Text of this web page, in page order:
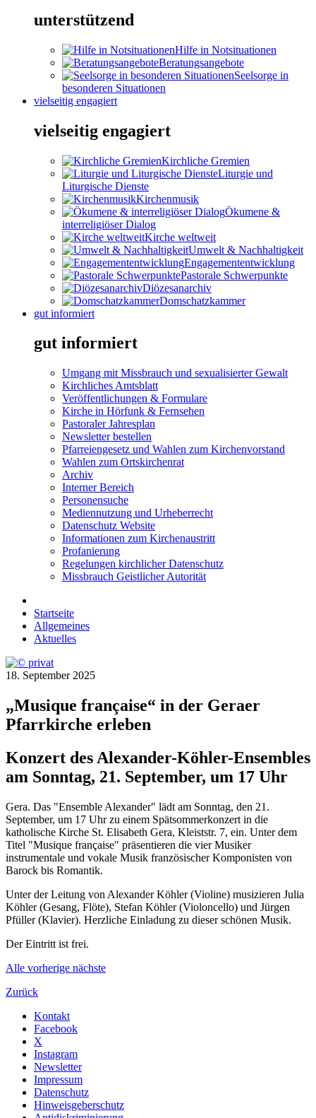
unterstützend
Hilfe in Notsituationen
Beratungsangebote
Seelsorge in
besonderen Situationen
vielseitig engagiert
vielseitig engagiert
Kirchliche Gremien
Liturgie und
Liturgische Dienste
Kirchenmusik
Ökumene &
interreligiöser Dialog
Kirche weltweit
Umwelt & Nachhaltigkeit
Engagemententwicklung
Pastorale Schwerpunkte
Diözesanarchiv
Domschatzkammer
gut informiert
gut informiert
Umgang mit Missbrauch und sexualisierter Gewalt
Kirchliches Amtsblatt
Veröffentlichungen & Formulare
Kirche in Hörfunk & Fernsehen
Pastoraler Jahresplan
Newsletter bestellen
Pfarreiengesetz und Wahlen zum Kirchenvorstand
Wahlen zum Ortskirchenrat
Archiv
Interner Bereich
Personensuche
Mediennutzung und Urheberrecht
Datenschutz Website
Informationen zum Kirchenaustritt
Profanierung
Regelungen kirchlicher Datenschutz
Missbrauch Geistlicher Autorität
Startseite
Allgemeines
Aktuelles
18. September 2025
„Musique française“ in der Geraer
Pfarrkirche erleben
Konzert des Alexander-Köhler-Ensembles
am Sonntag, 21. September, um 17 Uhr
Gera. Das "Ensemble Alexander" lädt am Sonntag, den 21.
September, um 17 Uhr zu einem Spätsommerkonzert in die
katholische Kirche St. Elisabeth Gera, Kleiststr. 7, ein. Unter dem
Titel "Musique française" präsentieren die vier Musiker
instrumentale und vokale Musik französischer Komponisten von
Barock bis Romantik.
Unter der Leitung von Alexander Köhler (Violine) musizieren Julia
Köhler (Gesang, Flöte), Stefan Köhler (Violoncello) und Jürgen
Pfüller (Klavier). Herzliche Einladung zu dieser schönen Musik.
Der Eintritt ist frei.
Alle vorherige nächste
Zurück
Kontakt
Facebook
X
Instagram
Newsletter
Impressum
Datenschutz
Hinweisgeberschutz